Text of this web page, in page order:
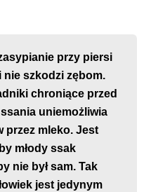
przy piersi
nie szkodzi zębom.
chroniące przed
uniemożliwia
przez mleko. Jest
młody ssak
nie był sam. Tak
jest jedynym